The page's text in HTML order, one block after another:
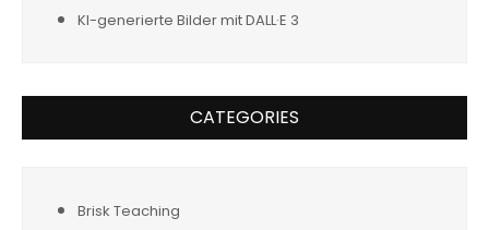
KI-generierte Bilder mit DALL·E 3
CATEGORIES
Brisk Teaching